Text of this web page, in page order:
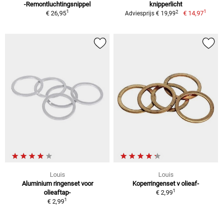
-Remontluchtingsnippel
€ 26,951
knipperlicht
Adviesprijs € 19,992 € 14,971
Louis
Aluminium ringenset voor
olieaftap-
€ 2,991
Louis
Koperringenset v olieaf-
€ 2,991